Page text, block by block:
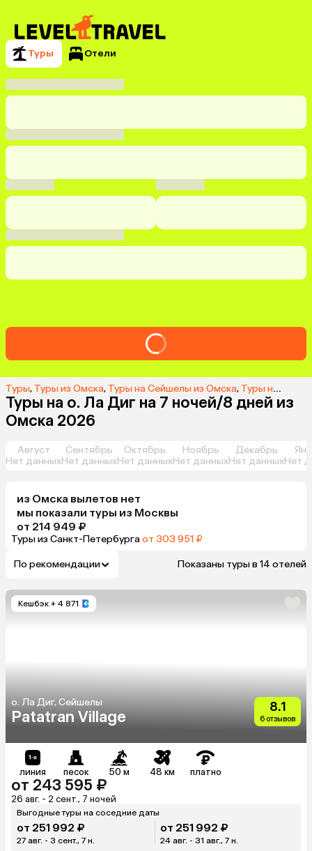
Туры Отели
Туры, Туры из Омска, Туры на Сейшелы из Омска, Туры на о. Ла Диг из Омска
Туры на о. Ла Диг на 7 ночей/8 дней из
Омска 2026
Август
Нет данных
Сентябрь
Нет данных
Октябрь
Нет данных
Ноябрь
Нет данных
Декабрь
Нет данныхНет
из Омска вылетов нет
мы показали туры из Москвы
от 214 949 ₽
Туры из Санкт-Петербургаот 303 951 ₽
По рекомендации Показаны туры в 14 отелей
Кешбэк + 4 871
о. Ла Диг, Сейшелы
Patatran Village
8.1
6 отзывов
линия песок 50 м 48 км платно
от 243 595 ₽
26 авг. - 2 сент., 7 ночей
Выгодные туры на соседние даты
от 251 992 ₽
27 авг. - 3 сент., 7 н.
от 251 992 ₽
24 авг. - 31 авг., 7 н.